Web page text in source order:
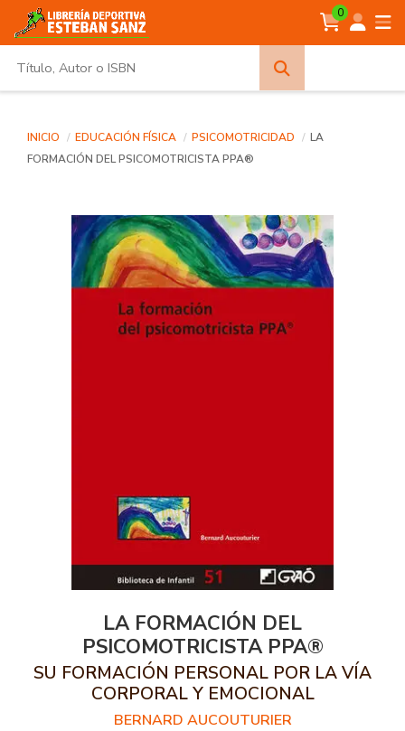
0
INICIO EDUCACIÓN FÍSICA PSICOMOTRICIDAD
LA
FORMACIÓN DEL PSICOMOTRICISTA PPA®
LA FORMACIÓN DEL
PSICOMOTRICISTA PPA®
SU FORMACIÓN PERSONAL POR LA VÍA
CORPORAL Y EMOCIONAL
BERNARD AUCOUTURIER